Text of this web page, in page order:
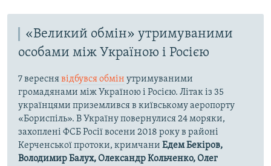
«Великий обмін» утримуваними
особами між Україною і Росією
7 вереснявідбувся обмін утримуваними
громадянами між Україною і Росією. Літак із 35
українцями приземлився в київському аеропорту
«Бориспіль». В Україну повернулися 24 моряки,
захоплені ФСБ Росії восени 2018 року в районі
Керченської протоки, кримчани Едем Бекіров,
Володимир Балух, Олександр Кольченко, Олег